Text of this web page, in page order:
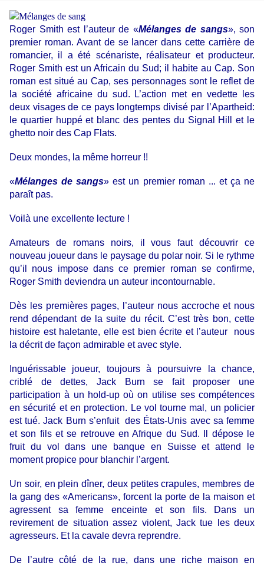
Roger Smith est l’auteur de «Mélanges de sangs», son
premier roman. Avant de se lancer dans cette carrière de
romancier, il a été scénariste, réalisateur et producteur.
Roger Smith est un Africain du Sud; il habite au Cap. Son
roman est situé au Cap, ses personnages sont le reflet de
la société africaine du sud. L’action met en vedette les
deux visages de ce pays longtemps divisé par l’Apartheid:
le quartier huppé et blanc des pentes du Signal Hill et le
ghetto noir des Cap Flats.
Deux mondes, la même horreur !!
«Mélanges de sangs» est un premier roman ... et ça ne
paraît pas.
Voilà une excellente lecture !
Amateurs de romans noirs, il vous faut découvrir ce
nouveau joueur dans le paysage du polar noir. Si le rythme
qu’il nous impose dans ce premier roman se confirme,
Roger Smith deviendra un auteur incontournable.
Dès les premières pages, l’auteur nous accroche et nous
rend dépendant de la suite du récit. C’est très bon, cette
histoire est haletante, elle est bien écrite et l’auteur nous
la décrit de façon admirable et avec style.
Inguérissable joueur, toujours à poursuivre la chance,
criblé de dettes, Jack Burn se fait proposer une
participation à un hold-up où on utilise ses compétences
en sécurité et en protection. Le vol tourne mal, un policier
est tué. Jack Burn s’enfuit des États-Unis avec sa femme
et son fils et se retrouve en Afrique du Sud. Il dépose le
fruit du vol dans une banque en Suisse et attend le
moment propice pour blanchir l’argent.
Un soir, en plein dîner, deux petites crapules, membres de
la gang des «Americans», forcent la porte de la maison et
agressent sa femme enceinte et son fils. Dans un
revirement de situation assez violent, Jack tue les deux
agresseurs. Et la cavale devra reprendre.
De l’autre côté de la rue, dans une riche maison en